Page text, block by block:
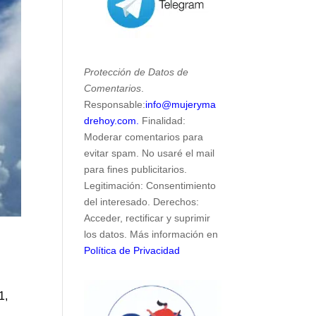
Protección de Datos de
Comentarios
Responsable:info@mujeryma
drehoy.com.
Finalidad:
Moderar comentarios para
evitar spam. No usaré el mail
para fines publicitarios.
Legitimación: Consentimiento
del interesado. Derechos:
Acceder, rectificar y suprimir
los datos. Más información en
Política de Privacidad